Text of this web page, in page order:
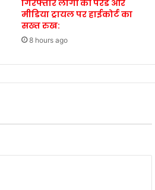
गिरफ्तार लोगों की परेड और
मीडिया ट्रायल पर हाईकोर्ट का
सख्त रुख:
8 hours ago